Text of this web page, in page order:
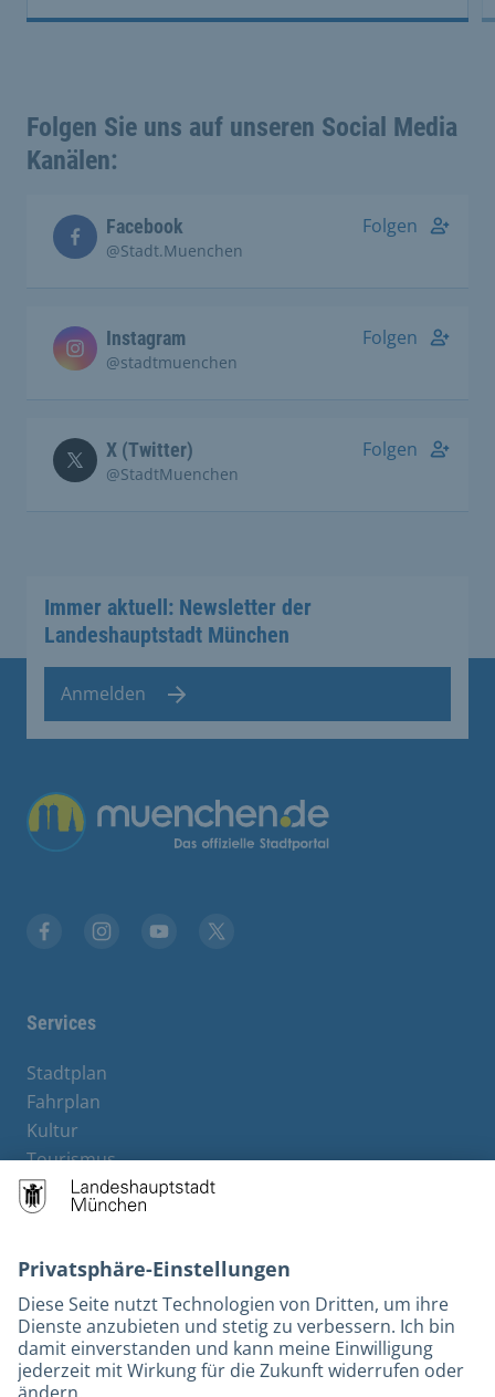
Folgen Sie uns auf unseren Social Media
Kanälen:
Facebook
@Stadt.Muenchen
Folgen
Instagram
@stadtmuenchen
Folgen
X (Twitter)
@StadtMuenchen
Folgen
Immer aktuell: Newsletter der
Landeshauptstadt München
Anmelden
Übergreifende Links
Services
Stadtplan
Fahrplan
Kultur
Tourismus
M-Strom
Bürgerservice
Rechtliches und Kontakt
Barrierefreiheit